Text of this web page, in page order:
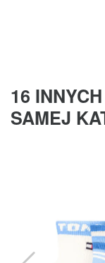
16
SAMEJ